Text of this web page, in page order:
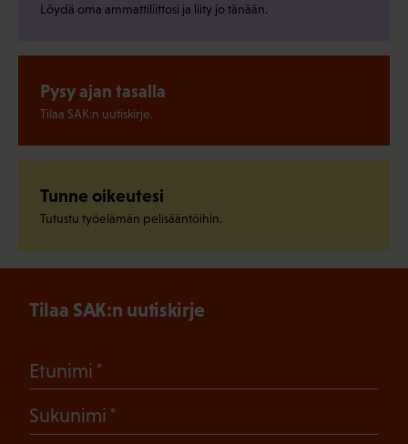
Löydä oma ammattiliittosi ja liity jo tänään.
Pysy ajan tasalla
Tilaa SAK:n uutiskirje.
Tunne oikeutesi
Tutustu työelämän pelisääntöihin.
Tilaa SAK:n uutiskirje
Etunimi
Sukunimi